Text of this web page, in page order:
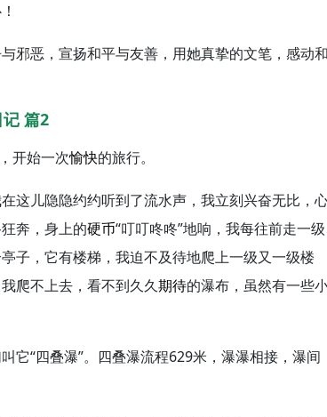
邪恶，宣扬和平与友善，用她真挚的文笔，感动
篇2
开始一次愉快的旅行。
这儿隐隐约约听到了流水声，我立刻兴奋无比，
奔，身上的硬币“叮叮咚咚”地响，我每往前走一级
子，它有楼梯，我迫不及待地爬上一级又一级楼
爬不上去，看不到久久期待的瀑布，虽然有一些
它“四叠瀑”。四叠瀑流程629米，瀑瀑相接，瀑间